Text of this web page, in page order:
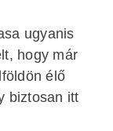
ugyanis
hogy már
élő
biztosan itt